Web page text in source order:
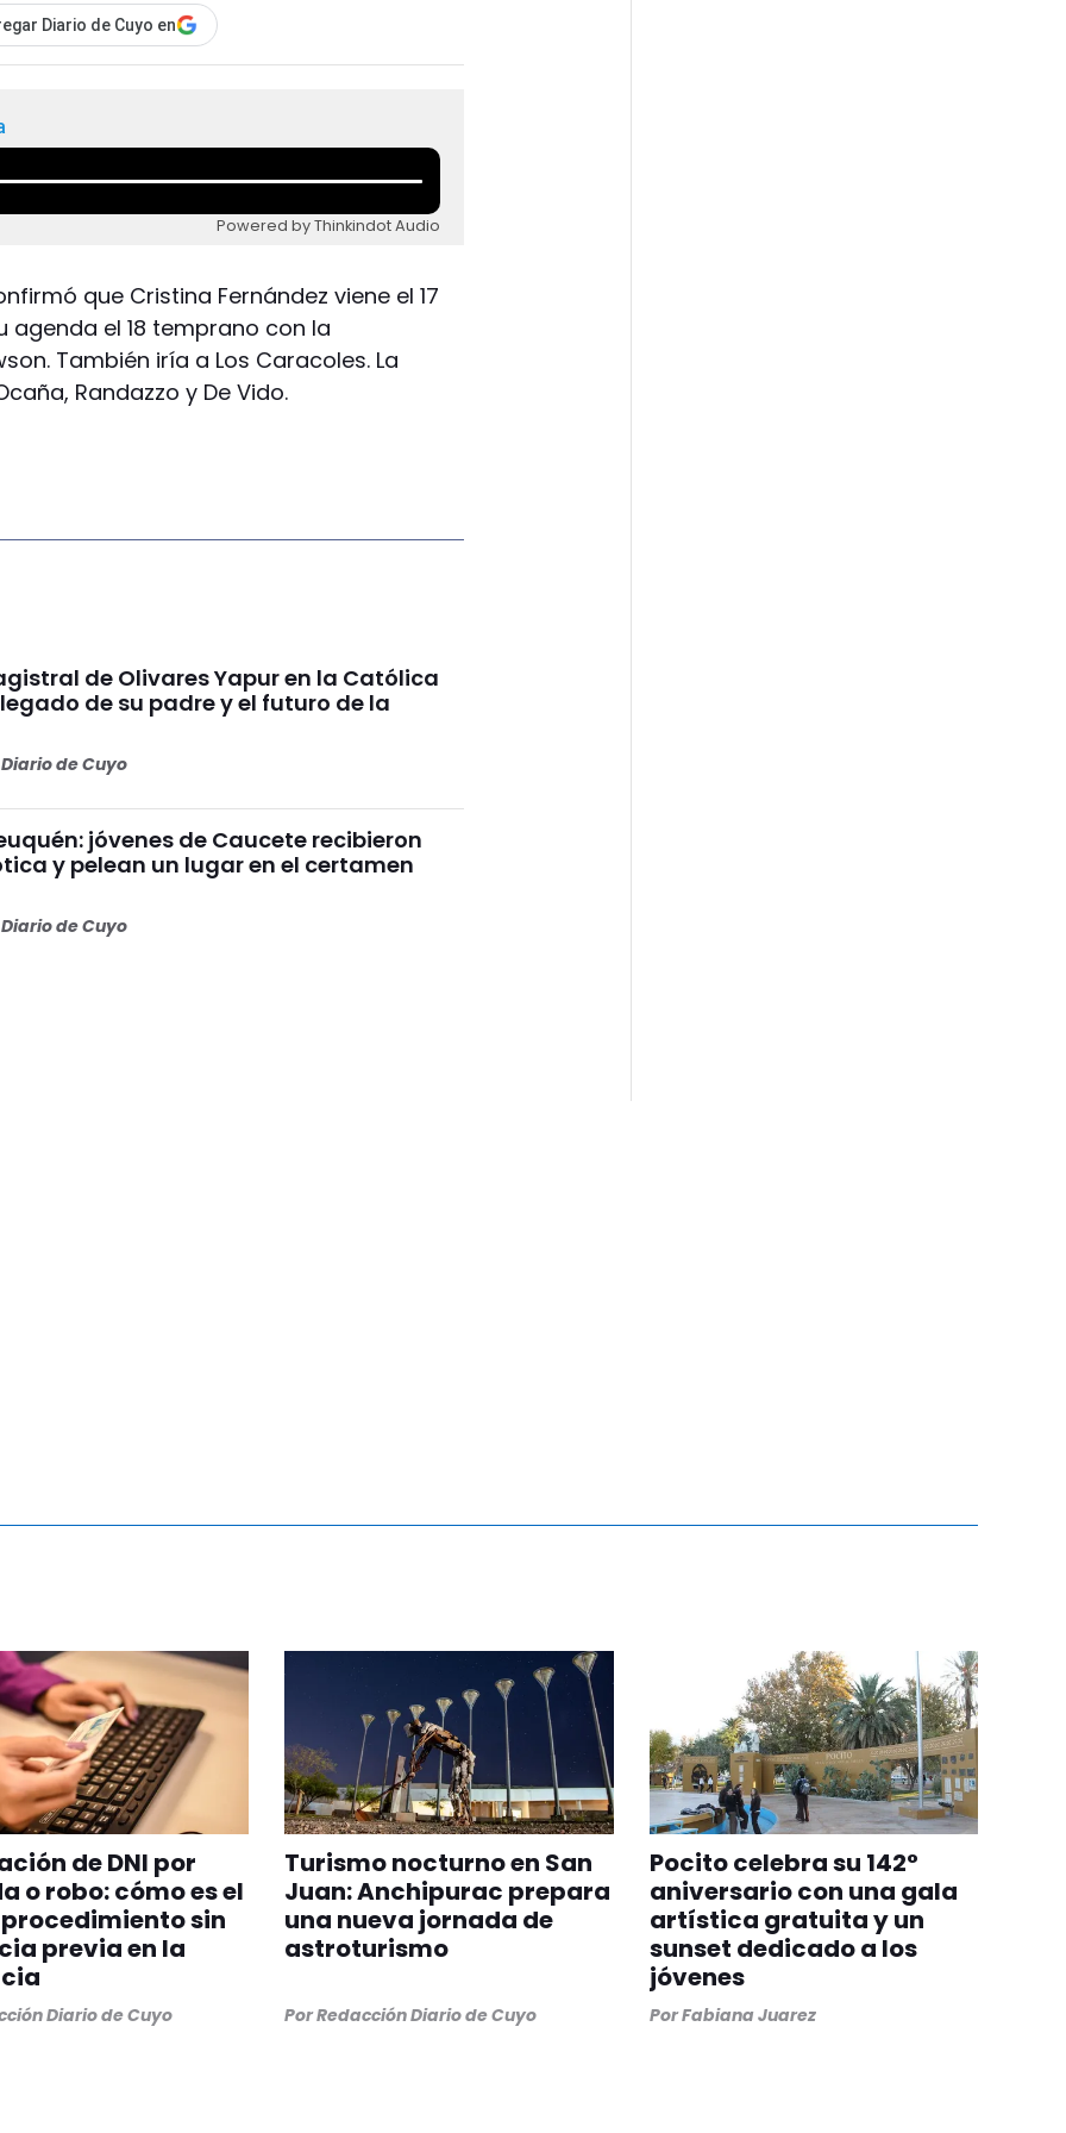
Diario de Cuyo en
Powered by Thinkindot Audio
que Cristina Fernández viene el 17
el 18 temprano con la
También iría a Los Caracoles. La
Randazzo y De Vido.
de Olivares Yapur en la Católica
de su padre y el futuro de la
de Cuyo
jóvenes de Caucete recibieron
y pelean un lugar en el certamen
de Cuyo
de DNI por
o robo: cómo es el
sin
previa en la
Diario de Cuyo
Turismo nocturno en San
Juan: Anchipurac prepara
una nueva jornada de
astroturismo
PorRedacción Diario de Cuyo
Pocito celebra su 142°
aniversario con una gala
artística gratuita y un
sunset dedicado a los
jóvenes
PorFabiana Juarez